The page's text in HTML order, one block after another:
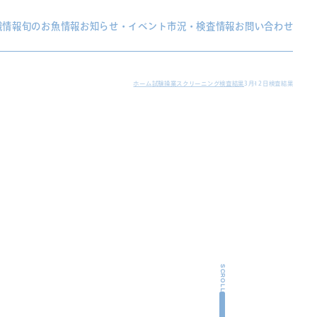
情報旬のお魚情報お知らせ・イベント市況・検査情報お問い合わせ
ホーム 試験操業スクリーニング検査結果 3月12日検査結果
SCROLL